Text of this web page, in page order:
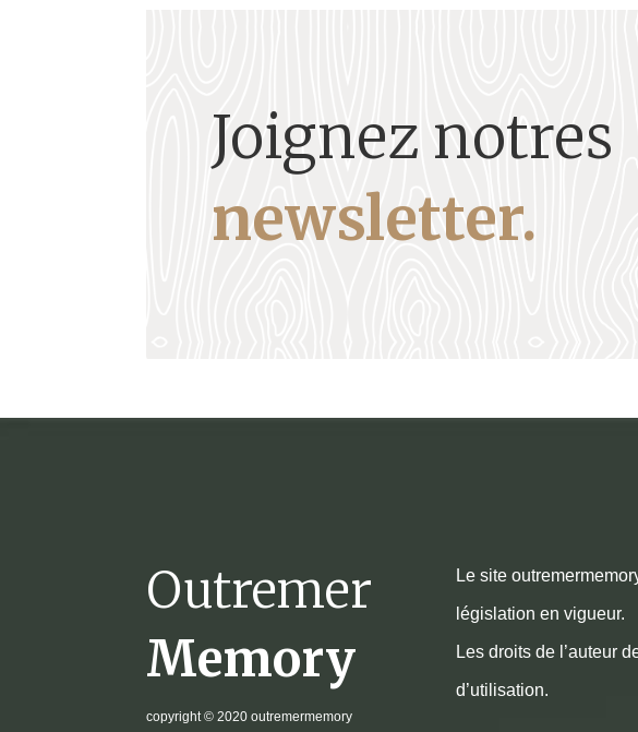
Joignez notres
newsletter.
Outremer
Memory
copyright© 2020 outremermemory
Le site
législation en vigueur.
Les droits de l’auteur
d’utilisation.